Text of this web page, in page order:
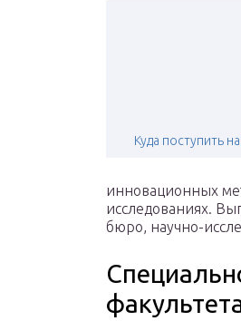
Куда поступить
инновационных
исследованиях.
бюро, научно-